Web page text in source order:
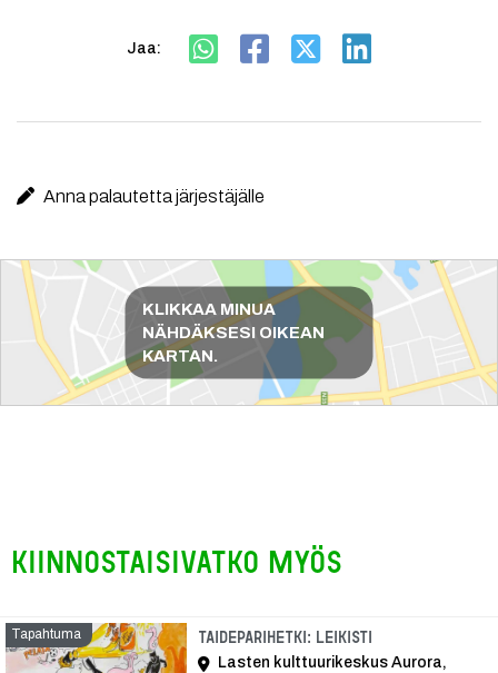
Jaa:
Anna palautetta järjestäjälle
Reittiohjeet
KLIKKAA MINUA
NÄHDÄKSESI OIKEAN
KARTAN.
Kiinnostaisivatko myös
Tapahtuma Taideparihetki: Leikisti
Lasten kulttuurikeskus Aurora,